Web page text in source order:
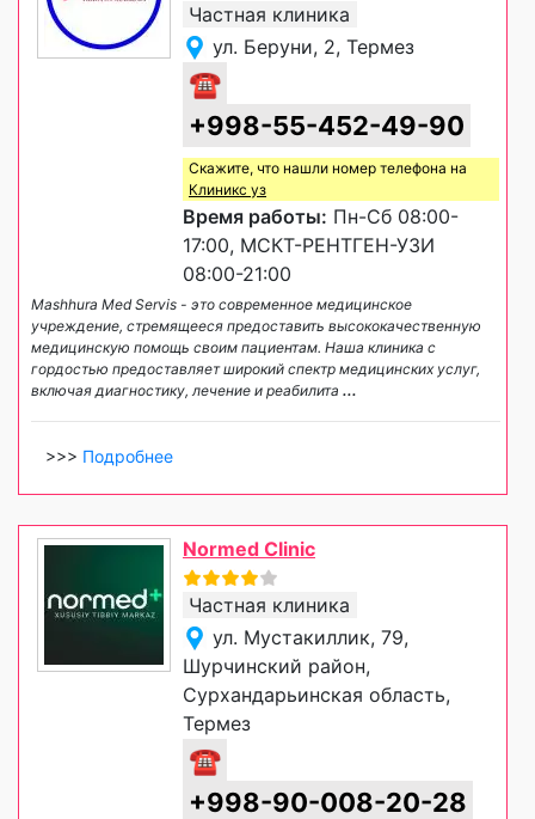
Частная клиника
ул. Беруни, 2, Термез
☎
+998-55-452-49-90
Скажите, что нашли номер телефона на
Клиникс уз
Время работы: Пн-Сб 08:00-
17:00, МСКТ-РЕНТГЕН-УЗИ
08:00-21:00
Mashhura Med Servis - это современное медицинское
учреждение, стремящееся предоставить высококачественную
медицинскую помощь своим пациентам. Наша клиника с
гордостью предоставляет широкий спектр медицинских услуг,
включая диагностику, лечение и реабилита ...
>>> Подробнее
Normed Clinic
Частная клиника
ул. Мустакиллик, 79,
Шурчинский район,
Сурхандарьинская область,
Термез
☎
+998-90-008-20-28